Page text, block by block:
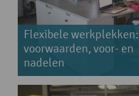
Flexibele werkplekken:
voorwaarden, voor- en
nadelen